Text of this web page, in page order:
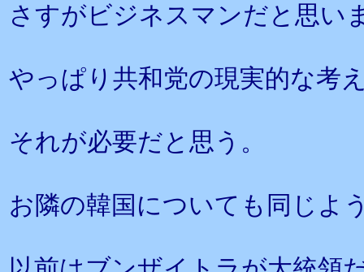
さすがビジネスマンだと思い
やっぱり共和党の現実的な考
それが必要だと思う。
お隣の韓国についても同じよ